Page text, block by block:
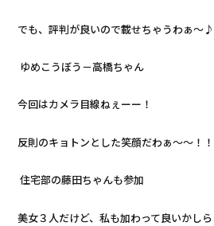
でも、評判が良いので載せちゃうわぁ～♪
ゆめこうぼう－高橋ちゃん
今回はカメラ目線ねぇーー！
反則のキョトンとした笑顔だわぁ～～！！
住宅部の藤田ちゃんも参加
美女３人だけど、私も加わって良いかし